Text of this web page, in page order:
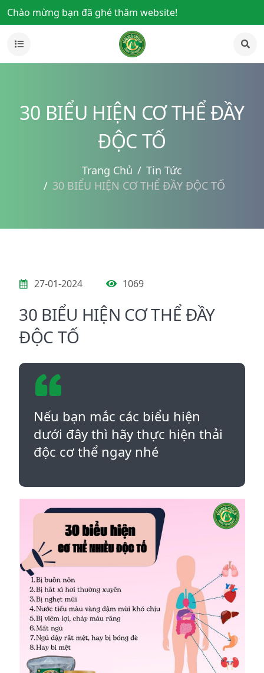
Chào mừng bạn đã ghé thăm website!
30 BIỂU HIỆN CƠ THỂ ĐẦY
ĐỘC TỐ
Trang Chủ
Tin Tức
30 BIỂU HIỆN CƠ THỂ ĐẦY ĐỘC TỐ
27-01-2024 1069
30 BIỂU HIỆN CƠ THỂ ĐẦY
ĐỘC TỐ
Nếu bạn mắc các biểu hiện
dưới đây thì hãy thực hiện thải
độc cơ thể ngay nhé